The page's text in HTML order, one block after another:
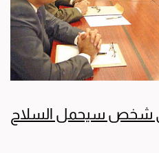
شخص سيحمل السلاح